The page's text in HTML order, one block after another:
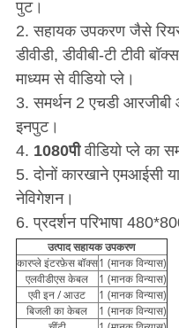
पुट।
2. सहायक उपकरण जैसे
डीवीडी, डीवीबी-टी टीवी
माध्यम से वीडियो प्ले।
3. समर्थन 2 एचडी आरजीबी
इनपुट।
4. 1080पीवीडियो प्ले का
5. दोनों कारखाने एमआईसी
नेविगेशन।
6. प्रदर्शन परिभाषा
उत्पाद सहायक उपकरण
कारप्ले इंटरफ़ेस बॉक्स1 (मानक विन्यास)
एलवीडीएस केबल
1 (मानक विन्यास)
एवी इन / आउट
1 (मानक विन्यास)
बिजली का केबल
1 (मानक विन्यास)